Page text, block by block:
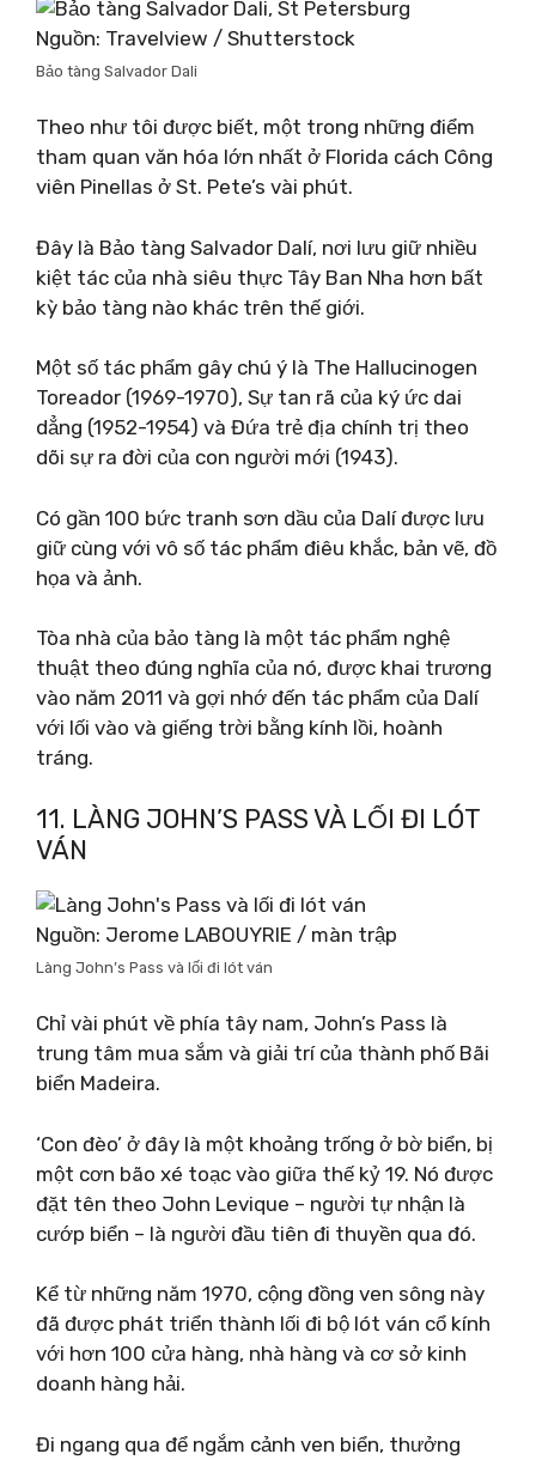
Nguồn: Travelview / Shutterstock
Bảo tàng Salvador Dali
Theo như tôi được biết, một trong những điểm
tham quan văn hóa lớn nhất ở Florida cách Công
viên Pinellas ở St. Pete’s vài phút.
Đây là Bảo tàng Salvador Dalí, nơi lưu giữ nhiều
kiệt tác của nhà siêu thực Tây Ban Nha hơn bất
kỳ bảo tàng nào khác trên thế giới.
Một số tác phẩm gây chú ý là The Hallucinogen
Toreador (1969-1970), Sự tan rã của ký ức dai
dẳng (1952-1954) và Đứa trẻ địa chính trị theo
dõi sự ra đời của con người mới (1943).
Có gần 100 bức tranh sơn dầu của Dalí được lưu
giữ cùng với vô số tác phẩm điêu khắc, bản vẽ, đồ
họa và ảnh.
Tòa nhà của bảo tàng là một tác phẩm nghệ
thuật theo đúng nghĩa của nó, được khai trương
vào năm 2011 và gợi nhớ đến tác phẩm của Dalí
với lối vào và giếng trời bằng kính lồi, hoành
tráng.
11. LÀNG JOHN’S PASS VÀ LỐI ĐI LÓT
VÁN
Nguồn: Jerome LABOUYRIE / màn trập
Làng John’s Pass và lối đi lót ván
Chỉ vài phút về phía tây nam, John’s Pass là
trung tâm mua sắm và giải trí của thành phố Bãi
biển Madeira.
‘Con đèo’ ở đây là một khoảng trống ở bờ biển, bị
một cơn bão xé toạc vào giữa thế kỷ 19. Nó được
đặt tên theo John Levique – người tự nhận là
cướp biển – là người đầu tiên đi thuyền qua đó.
Kể từ những năm 1970, cộng đồng ven sông này
đã được phát triển thành lối đi bộ lót ván cổ kính
với hơn 100 cửa hàng, nhà hàng và cơ sở kinh
doanh hàng hải.
Đi ngang qua để ngắm cảnh ven biển, thưởng